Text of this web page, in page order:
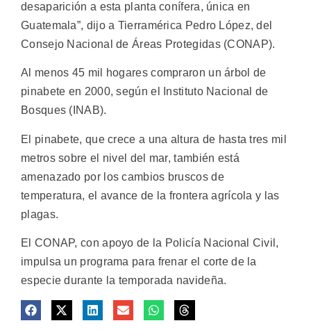
desaparición a esta planta conífera, única en
Guatemala”, dijo a Tierramérica Pedro López, del
Consejo Nacional de Áreas Protegidas (CONAP).
Al menos 45 mil hogares compraron un árbol de
pinabete en 2000, según el Instituto Nacional de
Bosques (INAB).
El pinabete, que crece a una altura de hasta tres mil
metros sobre el nivel del mar, también está
amenazado por los cambios bruscos de
temperatura, el avance de la frontera agrícola y las
plagas.
El CONAP, con apoyo de la Policía Nacional Civil,
impulsa un programa para frenar el corte de la
especie durante la temporada navideña.